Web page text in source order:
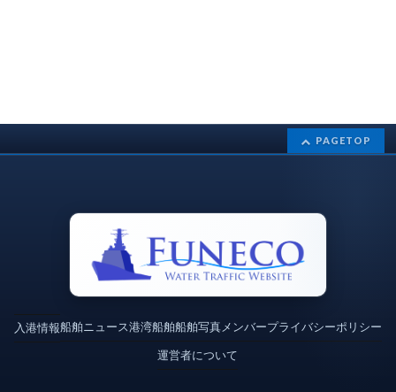
PAGETOP
入港情報船舶ニュース港湾船舶船舶写真メンバープライバシーポリシー
運営者について